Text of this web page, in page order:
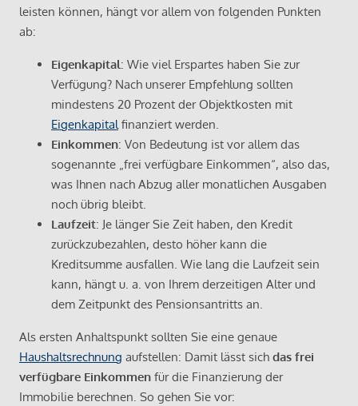
leisten können, hängt vor allem von folgenden Punkten
ab:
Eigenkapital: Wie viel Erspartes haben Sie zur
Verfügung? Nach unserer Empfehlung sollten
mindestens 20 Prozent der Objektkosten mit
Eigenkapital finanziert werden.
Einkommen: Von Bedeutung ist vor allem das
sogenannte „frei verfügbare Einkommen“, also das,
was Ihnen nach Abzug aller monatlichen Ausgaben
noch übrig bleibt.
Laufzeit: Je länger Sie Zeit haben, den Kredit
zurückzubezahlen, desto höher kann die
Kreditsumme ausfallen. Wie lang die Laufzeit sein
kann, hängt u. a. von Ihrem derzeitigen Alter und
dem Zeitpunkt des Pensionsantritts an.
Als ersten Anhaltspunkt sollten Sie eine genaue
Haushaltsrechnung aufstellen: Damit lässt sich das frei
verfügbare Einkommen für die Finanzierung der
Immobilie berechnen. So gehen Sie vor: